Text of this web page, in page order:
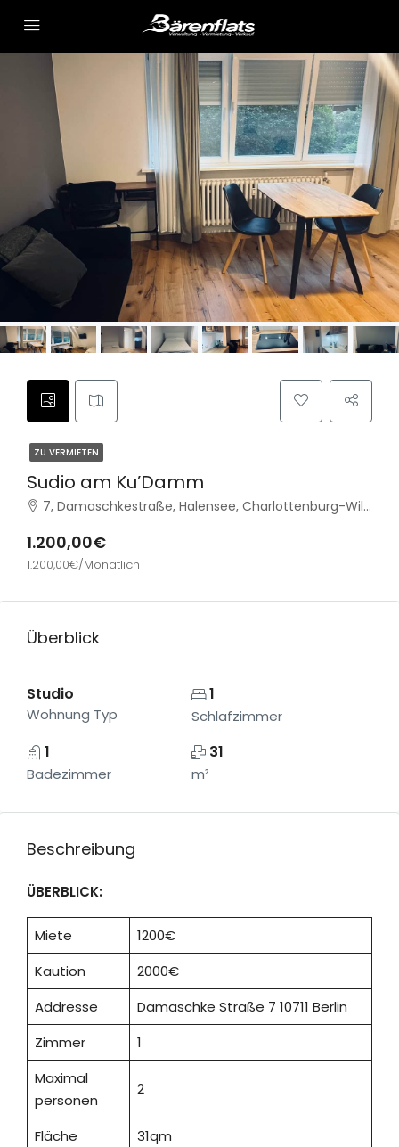
ZU VERMIETEN
Sudio am Ku’Damm
7, Damaschkestraße, Halensee, Charlottenburg-Wilmersdorf, Berlin, 10711, Deutschland
1.200,00€
1.200,00€/Monatlich
Überblick
Studio
Wohnung Typ
1
Schlafzimmer
1
Badezimmer
31
m²
Beschreibung
ÜBERBLICK:
Miete
1200€
Kaution
2000€
Addresse
Damaschke Straße 7 10711 Berlin
Zimmer
1
Maximal
personen
2
Fläche
31qm